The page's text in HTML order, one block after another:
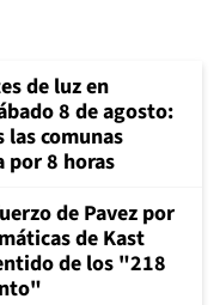
de luz en
8 de agosto:
las comunas
por 8 horas
de Pavez por
de Kast
de los "218